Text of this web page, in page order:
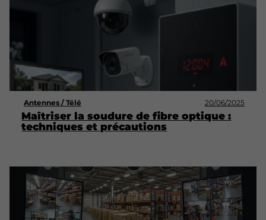
Antennes / Télé 20/06/2025
Maîtriser la soudure de fibre optique :
techniques et précautions